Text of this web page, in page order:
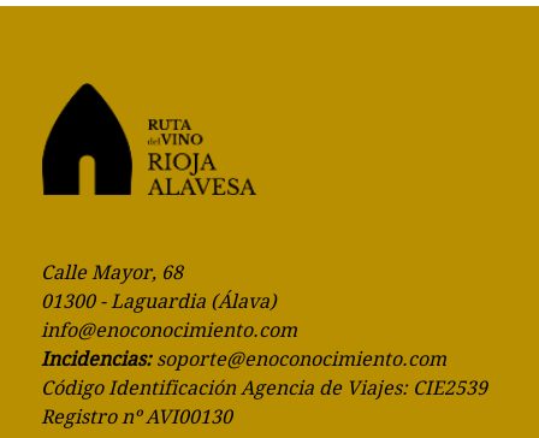
Calle Mayor, 68
01300 - Laguardia (Álava)
info@enoconocimiento.com
Incidencias: soporte@enoconocimiento.com
Código Identificación Agencia de Viajes: CIE2539
Registro nº AVI00130